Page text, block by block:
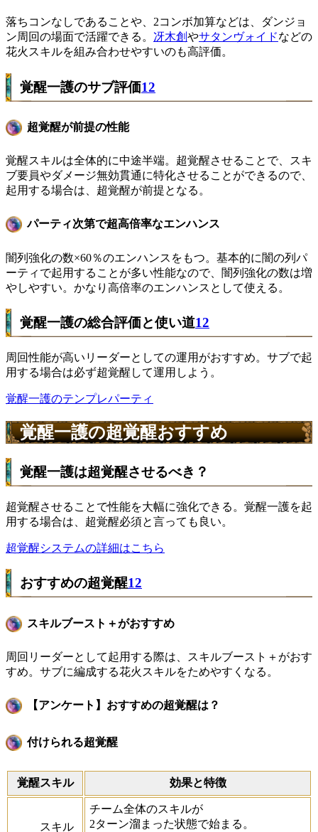
落ちコンなしであることや、2コンボ加算などは、ダンジョ
ン周回の場面で活躍できる。 冴木創やサタンヴォイドなどの
花火スキルを組み合わせやすいのも高評価。
覚醒一護のサブ評価12
超覚醒が前提の性能
覚醒スキルは全体的に中途半端。超覚醒させることで、スキ
ブ要員やダメージ無効貫通に特化させることができるので、
起用する場合は、超覚醒が前提となる。
パーティ次第で超高倍率なエンハンス
闇列強化の数×60％のエンハンスをもつ。基本的に闇の列パ
ーティで起用することが多い性能なので、闇列強化の数は増
やしやすい。かなり高倍率のエンハンスとして使える。
覚醒一護の総合評価と使い道12
周回性能が高いリーダーとしての運用がおすすめ。サブで起
用する場合は必ず超覚醒して運用しよう。
覚醒一護のテンプレパーティ
覚醒一護の超覚醒おすすめ
覚醒一護は超覚醒させるべき？
超覚醒させることで性能を大幅に強化できる。覚醒一護を起
用する場合は、超覚醒必須と言っても良い。
超覚醒システムの詳細はこちら
おすすめの超覚醒12
スキルブースト＋がおすすめ
周回リーダーとして起用する際は、スキルブースト＋がおす
すめ。サブに編成する花火スキルをためやすくなる。
【アンケート】おすすめの超覚醒は？
付けられる超覚醒
覚醒スキル 効果と特徴
スキル
チーム全体のスキルが
2ターン溜まった状態で始まる。